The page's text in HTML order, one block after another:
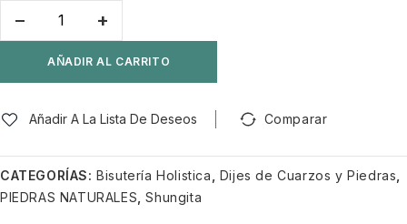
AÑADIR AL CARRITO
Añadir A La Lista De Deseos Comparar
CATEGORÍAS: Bisutería Holistica, Dijes de Cuarzos y Piedras,
PIEDRAS NATURALES,Shungita